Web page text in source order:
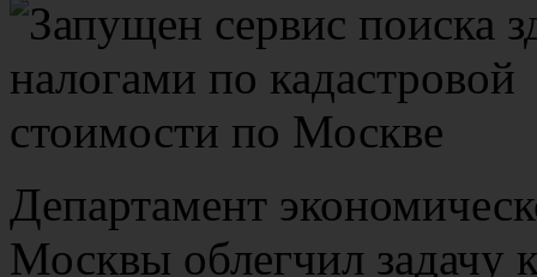
Департамент
Москвы облегчил задачу